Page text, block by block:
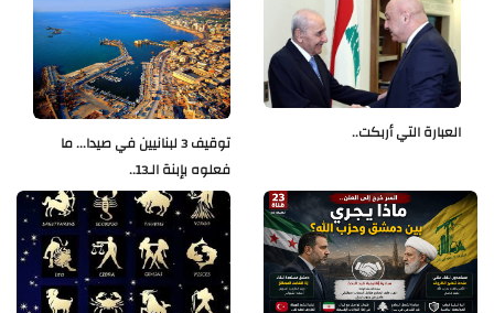
توقيف 3 لبنانيين في صيدا... ما
فعلوه بإبنة الـ13..
العبارة التي أربكت..